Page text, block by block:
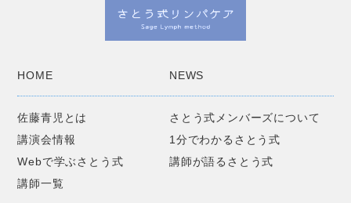
HOME NEWS
佐藤青児とは
さとう式メンバーズについて
講演会情報
1分でわかるさとう式
Webで学ぶさとう式
講師が語るさとう式
講師一覧